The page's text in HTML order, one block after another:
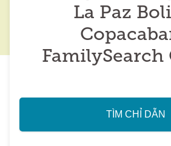
La Paz
FamilySearch
TÌM CHỈ DẪN